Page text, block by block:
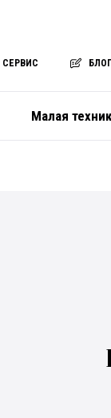
СЕРВИС БЛОГ
Малая